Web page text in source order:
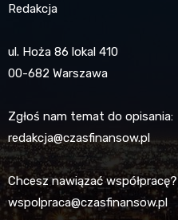
Redakcja
ul. Hoża 86 lokal 410
00-682 Warszawa
Zgłoś nam temat do opisania:
redakcja@czasfinansow.pl
Chcesz nawiązać współpracę?
wspolpraca@czasfinansow.pl